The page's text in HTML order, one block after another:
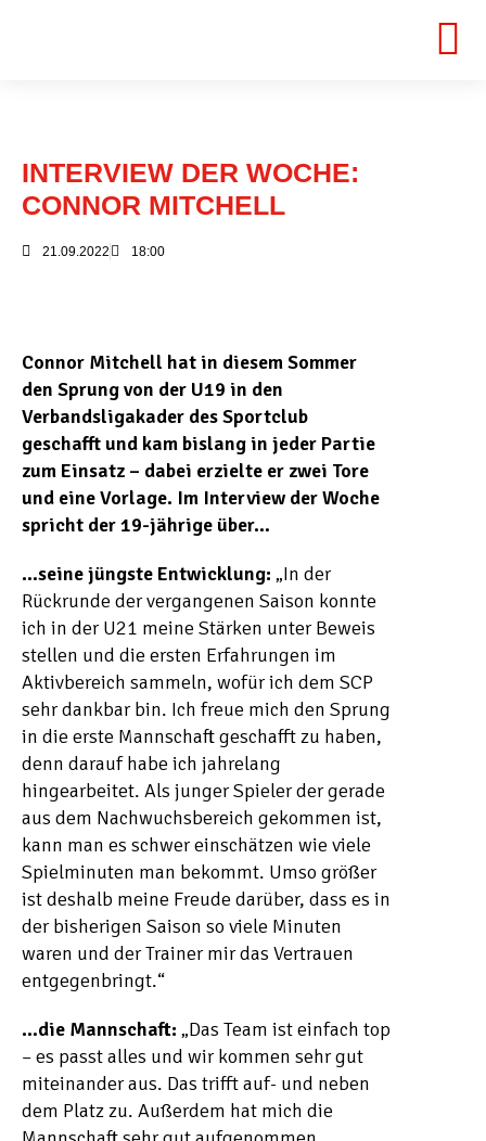
INTERVIEW DER WOCHE:
CONNOR MITCHELL
21.09.2022 18:00
Connor Mitchell hat in diesem Sommer
den Sprung von der U19 in den
Verbandsligakader des Sportclub
geschafft und kam bislang in jeder Partie
zum Einsatz – dabei erzielte er zwei Tore
und eine Vorlage. Im Interview der Woche
spricht der 19-jährige über…
…seine jüngste Entwicklung: „In der
Rückrunde der vergangenen Saison konnte
ich in der U21 meine Stärken unter Beweis
stellen und die ersten Erfahrungen im
Aktivbereich sammeln, wofür ich dem SCP
sehr dankbar bin. Ich freue mich den Sprung
in die erste Mannschaft geschafft zu haben,
denn darauf habe ich jahrelang
hingearbeitet. Als junger Spieler der gerade
aus dem Nachwuchsbereich gekommen ist,
kann man es schwer einschätzen wie viele
Spielminuten man bekommt. Umso größer
ist deshalb meine Freude darüber, dass es in
der bisherigen Saison so viele Minuten
waren und der Trainer mir das Vertrauen
entgegenbringt.“
…die Mannschaft: „Das Team ist einfach top
– es passt alles und wir kommen sehr gut
miteinander aus. Das trifft auf- und neben
dem Platz zu. Außerdem hat mich die